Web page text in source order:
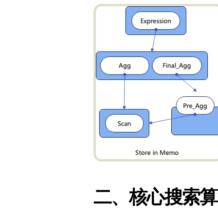
二、核心搜索